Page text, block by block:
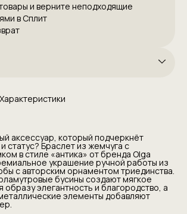
и верните неподходящие
в Сплит
Характеристики
аксессуар, который подчеркнёт
статус? Браслет из жемчуга с
в стиле «антика» от бренда Olga
украшение ручной работы из
с авторским орнаментом триединства.
бусины создают мягкое
образу элегантность и благородство, а
элементы добавляют